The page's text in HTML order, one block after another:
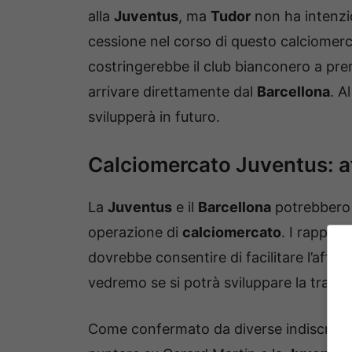
alla Juventus, ma Tudor non ha
cessione nel corso di questo
costringerebbe il club bianconero a
arrivare direttamente dal Barcellona.
svilupperà in futuro.
Calciomercato Juventus:
La Juventus e il Barcellona
operazione di calciomercato. I
dovrebbe consentire di facilitare
vedremo se si potrà sviluppare la
Come confermato da diverse